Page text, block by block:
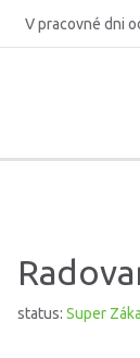
V pracovné dni
status: Super